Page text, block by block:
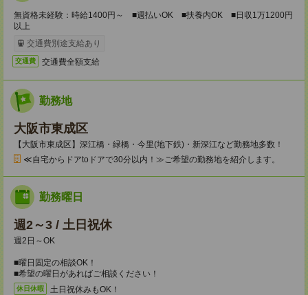
無資格未経験：時給1400円～ ■週払いOK ■扶養内OK ■日収1万1200円
以上
交通費別途支給あり
交通費 交通費全額支給
勤務地
大阪市東成区
【大阪市東成区】深江橋・緑橋・今里(地下鉄)・新深江など勤務地多数！
≪自宅からドアtoドアで30分以内！≫ご希望の勤務地を紹介します。
勤務曜日
週2～3 / 土日祝休
週2日～OK
■曜日固定の相談OK！
■希望の曜日があればご相談ください！
休日休暇
土日祝休みもOK！